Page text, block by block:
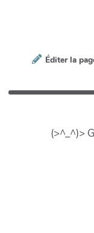
Éditer la
(>^_^)>